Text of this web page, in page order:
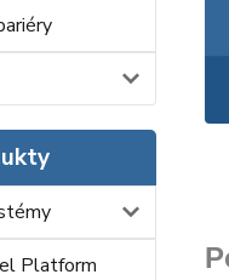
Platform